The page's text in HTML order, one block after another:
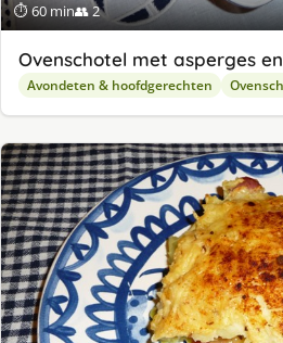
⏱ 60 min👥 2
Ovenschotel met asperges
Avondeten & hoofdgerechten